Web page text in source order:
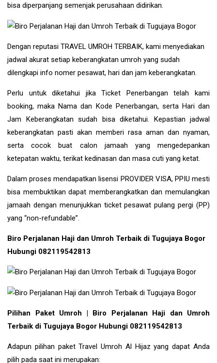
bisa diperpanjang semenjak perusahaan didirikan.
Dengan reputasi TRAVEL UMROH TERBAIK, kami menyediakan
jadwal akurat setiap keberangkatan umroh yang sudah
dilengkapi info nomer pesawat, hari dan jam keberangkatan.
Perlu untuk diketahui jika Ticket Penerbangan telah kami
booking, maka Nama dan Kode Penerbangan, serta Hari dan
Jam Keberangkatan sudah bisa diketahui. Kepastian jadwal
keberangkatan pasti akan memberi rasa aman dan nyaman,
serta cocok buat calon jamaah yang mengedepankan
ketepatan waktu, terikat kedinasan dan masa cuti yang ketat.
Dalam proses mendapatkan lisensi PROVIDER VISA, PPIU mesti
bisa membuktikan dapat memberangkatkan dan memulangkan
jamaah dengan menunjukkan ticket pesawat pulang pergi (PP)
yang “non-refundable”.
Biro Perjalanan Haji dan Umroh Terbaik di Tugujaya Bogor
Hubungi 082119542813
Pilihan Paket Umroh | Biro Perjalanan Haji dan Umroh
Terbaik di Tugujaya Bogor Hubungi 082119542813
Adapun pilihan paket Travel Umroh Al Hijaz yang dapat Anda
pilih pada saat ini merupakan: